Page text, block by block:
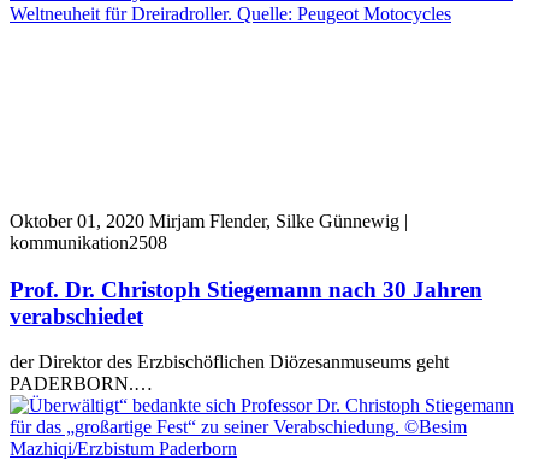
Oktober 01, 2020 Mirjam Flender, Silke Günnewig |
kommunikation2508
Prof. Dr. Christoph Stiegemann nach 30 Jahren
verabschiedet
der Direktor des Erzbischöflichen Diözesanmuseums geht
PADERBORN.…